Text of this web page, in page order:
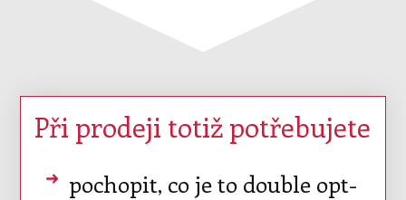
Při prodeji totiž potřebujete
pochopit, co je to double opt-